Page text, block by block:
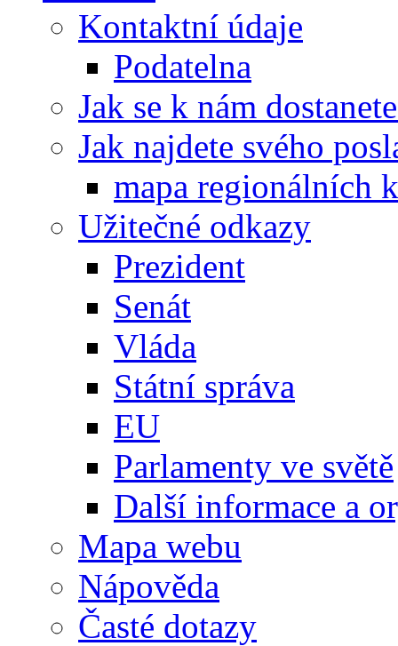
Kontaktní údaje
Podatelna
Jak se k nám
Jak najdete svého
mapa regionálních
Užitečné odkazy
Prezident
Senát
Vláda
Státní správa
EU
Parlamenty ve světě
Další informace a
Mapa webu
Nápověda
Časté dotazy